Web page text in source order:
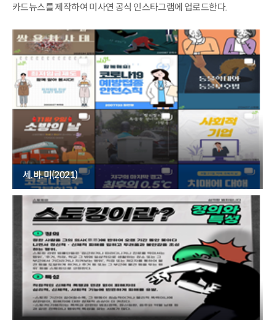
카드뉴스를 제작하여 미사연 공식 인스타그램에 업로드한다.
세.바.미(2021)